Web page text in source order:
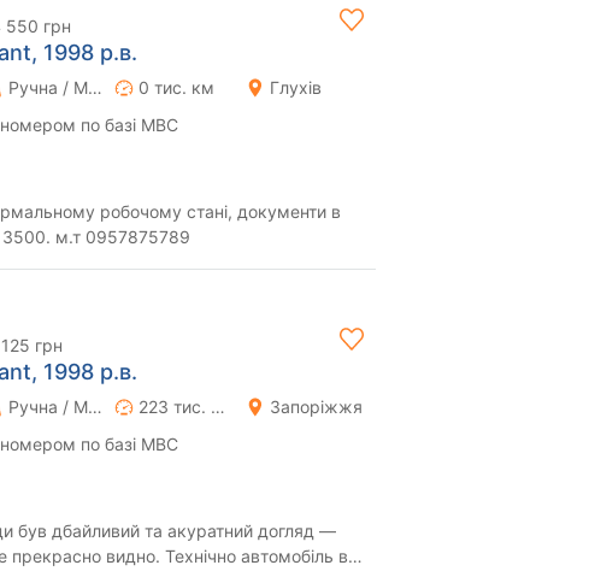
550 грн
1998 р.в.
Ручна / Механіка 0 тис. км
Глухів
номером по базі МВС
робочому стані, документи в
3500. м.т 0957875789
грн
1998 р.в.
Ручна / Механіка 223 тис. км
Запоріжжя
номером по базі МВС
був дбайливий та акуратний догляд —
видно. Технічно автомобіль в